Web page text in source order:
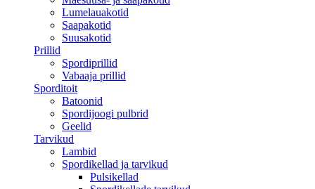
Lumelauakotid
Saapakotid
Suusakotid
Prillid
Spordiprillid
Vabaaja prillid
Sporditoit
Batoonid
Spordijoogi pulbrid
Geelid
Tarvikud
Lambid
Spordikellad ja tarvikud
Pulsikellad